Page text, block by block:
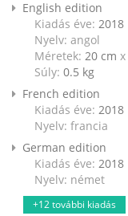
English edition
Kiadás éve: 2018
Nyelv: angol
Méretek: 20 cm x
Súly: 0.5 kg
French edition
Kiadás éve: 2018
Nyelv: francia
German edition
Kiadás éve: 2018
Nyelv: német
+12 további kiadás